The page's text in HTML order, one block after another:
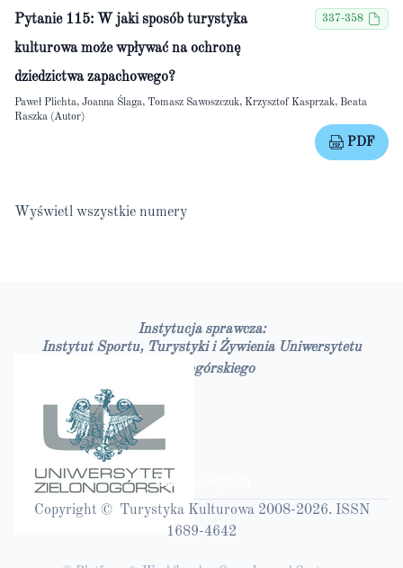
Pytanie 115: W jaki sposób turystyka
kulturowa może wpływać na ochronę
dziedzictwa zapachowego?
337-358
Paweł Plichta, Joanna Ślaga, Tomasz Sawoszczuk, Krzysztof Kasprzak, Beata
Raszka (Autor)
PDF
Wyświetl wszystkie numery
Instytucja sprawcza:
Instytut Sportu, Turystyki i Żywienia Uniwersytetu
Zielonogórskiego
Bazy czasopism
Copyright © Turystyka Kulturowa 2008-2026. ISSN
1689-4642